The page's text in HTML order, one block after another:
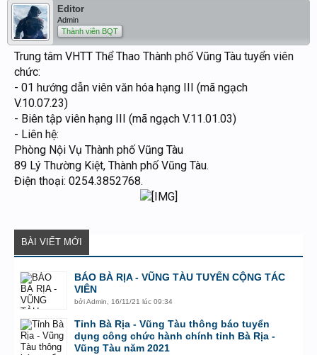
Editor
Admin
Thành viên BQT
Trung tâm VHTT Thể Thao Thành phố Vũng Tàu tuyển viên
chức:
- 01 hướng dẫn viên văn hóa hạng III (mã ngạch
V.10.07.23)
- Biên tập viên hạng III (mã ngạch V.11.01.03)
- Liên hệ:
Phòng Nội Vụ Thành phố Vũng Tàu
89 Lý Thường Kiệt, Thành phố Vũng Tàu.
Điện thoại: 0254.3852768.
BÀI VIẾT MỚI
BÁO BÀ RỊA - VŨNG TÀU TUYỂN CỘNG TÁC
VIÊN
bởiAdmin,16/11/21 lúc 09:34
Tỉnh Bà Rịa - Vũng Tàu thông báo tuyển
dụng công chức hành chính tỉnh Bà Rịa -
Vũng Tàu năm 2021